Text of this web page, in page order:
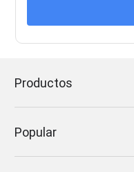
Productos
Popular